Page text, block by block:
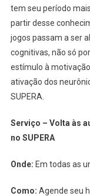
tem seu período
partir desse
jogos passam a ser
cognitivas, não só
estímulo à
ativação dos
SUPERA.
Serviço – Volta às
no SUPERA
Onde: Em todas as
Como: Agende seu